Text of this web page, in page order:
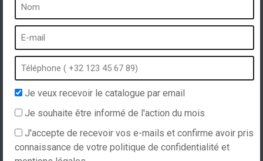
Qu’est-ce qu’un spa ?
Bain à bulles
Spa intérieur
Spa extérieur
Spa en hiver
Spa encastrable
Spa et hydrothérapie
Je veux recevoir le catalogue par email
Je souhaite être informé de l'action du mois
J'accepte de recevoir vos e-mails et confirme avoir pris
connaissance de votre politique de confidentialité et